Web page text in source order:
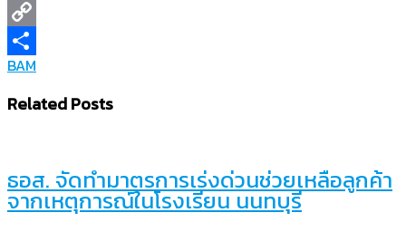
Line
Copy
Link
Share
BAM
Related Posts
ธอส. จัดทำมาตรการเร่งด่วนช่วยเหลือลูกค้า
จากเหตุการณ์ในโรงเรียน นนทบุรี